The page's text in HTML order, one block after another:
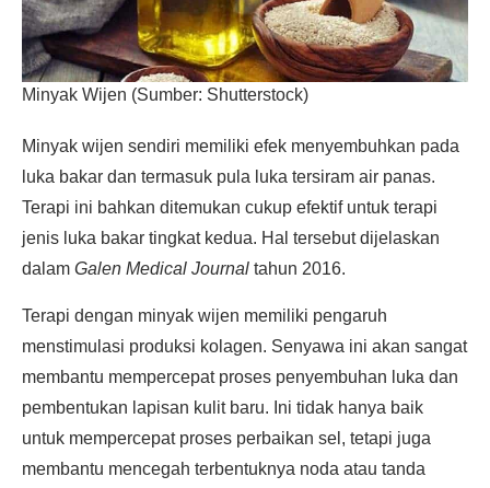
Minyak Wijen (Sumber: Shutterstock)
Minyak wijen sendiri memiliki efek menyembuhkan pada
luka bakar dan termasuk pula luka tersiram air panas.
Terapi ini bahkan ditemukan cukup efektif untuk terapi
jenis luka bakar tingkat kedua. Hal tersebut dijelaskan
dalam Galen Medical Journal tahun 2016.
Terapi dengan minyak wijen memiliki pengaruh
menstimulasi produksi kolagen. Senyawa ini akan sangat
membantu mempercepat proses penyembuhan luka dan
pembentukan lapisan kulit baru. Ini tidak hanya baik
untuk mempercepat proses perbaikan sel, tetapi juga
membantu mencegah terbentuknya noda atau tanda